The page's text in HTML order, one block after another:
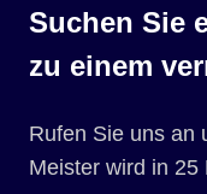
Suchen Sie
zu einem
Rufen Sie uns an
Meister wird in 25